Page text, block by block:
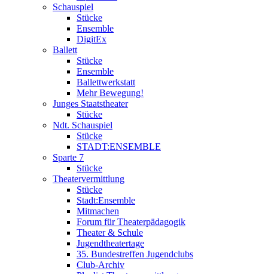
Schauspiel
Stücke
Ensemble
DigitEx
Ballett
Stücke
Ensemble
Ballettwerkstatt
Mehr Bewegung!
Junges Staatstheater
Stücke
Ndt. Schauspiel
Stücke
STADT:ENSEMBLE
Sparte 7
Stücke
Theatervermittlung
Stücke
Stadt:Ensemble
Mitmachen
Forum für Theaterpädagogik
Theater & Schule
Jugendtheatertage
35. Bundestreffen Jugendclubs
Club-Archiv